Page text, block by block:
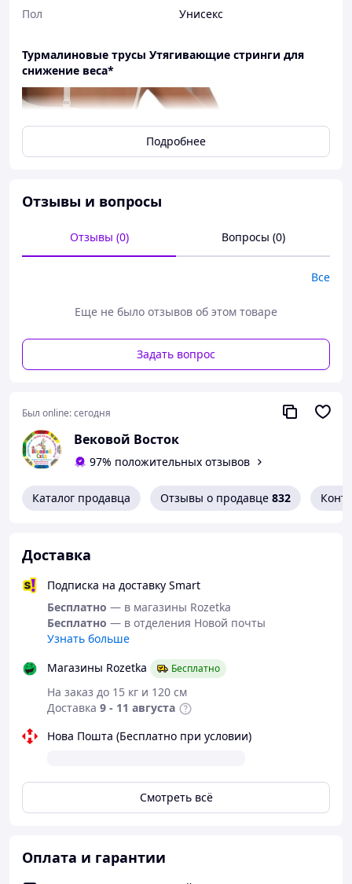
Пол
Унисекс
Турмалиновые трусы Утягивающие стринги для
снижение веса*
Женские турмалиновые трусы обладают мощными
оздоровительными и профилактическими свойствами,
мочеполовой системы и желудочно-кишечного
Более того, турмалиновые трусы женские способствуют
нормализации функциональности половых органов и
препятствуют размножению бактерий.*
ткани скрывают проблемные зоны, подтягивают и
поддерживают мышцы, способствуют активному
сжиганию жировых клеток в зоне живота.*
парят.*
Женские утягивающие трусики из тонкой
эластичной ткани с турмалином*
тонуса*
2. Быстрое сжигание внутренних жировых отложений в
Подробнее
Отзывы и вопросы
Отзывы (0) Вопросы (0)
Все
Еще не было отзывов об этом товаре
Задать вопрос
Был online:сегодня
Вековой Восток
97% положительных отзывов
Каталог продавца Отзывы о продавце 832
Доставка
Подписка на доставку Smart
Бесплатно — в магазины Rozetka
Бесплатно — в отделения Новой почты
Узнать больше
Магазины Rozetka
Бесплатно
На заказ до 15 кг и 120 см
Доставка 9 - 11 августа
Нова Пошта (Бесплатно при условии)
Смотреть всё
Оплата и гарантии